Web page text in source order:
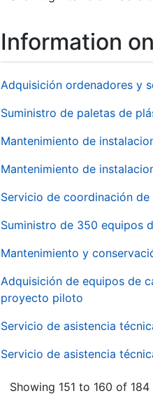
Information
Adquisición ordenadores y
Suministro de paletas de
Mantenimiento de
Mantenimiento de
Servicio de coordinación
Suministro de 350 equipos
Mantenimiento y
Adquisición de equipos de
proyecto piloto
Servicio de asistencia
Servicio de asistencia
Showing 151 to 160 of 184